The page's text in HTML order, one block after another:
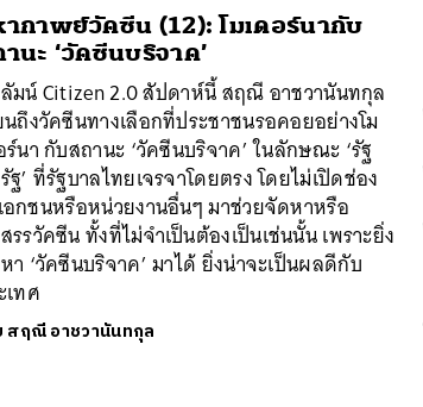
กาพย์วัคซีน (12): โมเดอร์นากับ
นะ ‘วัคซีนบริจาค’
มน์ Citizen 2.0 สัปดาห์นี้ สฤณี อาชวานันทกุล
นถึงวัคซีนทางเลือกที่ประชาชนรอคอยอย่างโม
ร์นา กับสถานะ ‘วัคซีนบริจาค’ ในลักษณะ ‘รัฐ
ฐ’ ที่รัฐบาลไทยเจรจาโดยตรง โดยไม่เปิดช่อง
อกชนหรือหน่วยงานอื่นๆ มาช่วยจัดหาหรือ
รรวัคซีน ทั้งที่ไม่จำเป็นต้องเป็นเช่นนั้น เพราะยิ่ง
า ‘วัคซีนบริจาค’ มาได้ ยิ่งน่าจะเป็นผลดีกับ
เทศ
สฤณี อาชวานันทกุล